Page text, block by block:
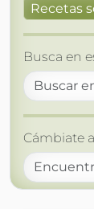
Recetas
Busca en
Cámbiate